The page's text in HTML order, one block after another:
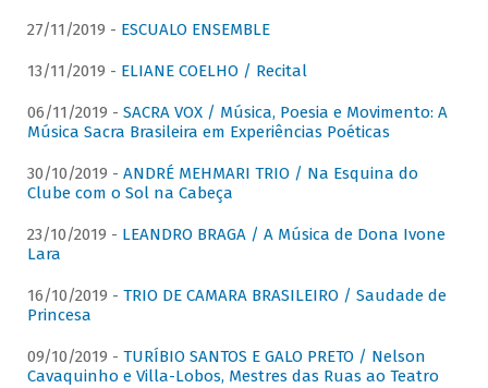
27/11/2019 - ESCUALO ENSEMBLE
13/11/2019 - ELIANE COELHO / Recital
06/11/2019 - SACRA VOX / Música, Poesia e Movimento: A
Música Sacra Brasileira em Experiências Poéticas
30/10/2019 - ANDRÉ MEHMARI TRIO / Na Esquina do
Clube com o Sol na Cabeça
23/10/2019 - LEANDRO BRAGA / A Música de Dona Ivone
Lara
16/10/2019 - TRIO DE CAMARA BRASILEIRO / Saudade de
Princesa
09/10/2019 - TURÍBIO SANTOS E GALO PRETO / Nelson
Cavaquinho e Villa-Lobos, Mestres das Ruas ao Teatro